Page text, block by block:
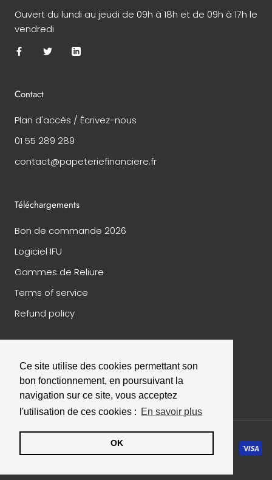
Ce site utilise des cookies permettant son
bon fonctionnement, en poursuivant la
navigation sur ce site, vous acceptez
l'utilisation de ces cookies : En savoir plus
OK
Ouvert du lundi au jeudi de 09h à 18h et de 09h à 17h le
vendredi
Contact
Plan d'accès / Écrivez-nous
01 55 289 289
contact@papeteriefinanciere.fr
Téléchargements
Bon de commande 2026
Logiciel IFU
Gammes de Reliure
Terms of service
Refund policy
© 2026 Papeterie Financière- Réalisé parEPIXELIC
conditions générales de vente -mentions légales
Comment évalueriez-vous votre expérience ?
Sélectionnez
une
option